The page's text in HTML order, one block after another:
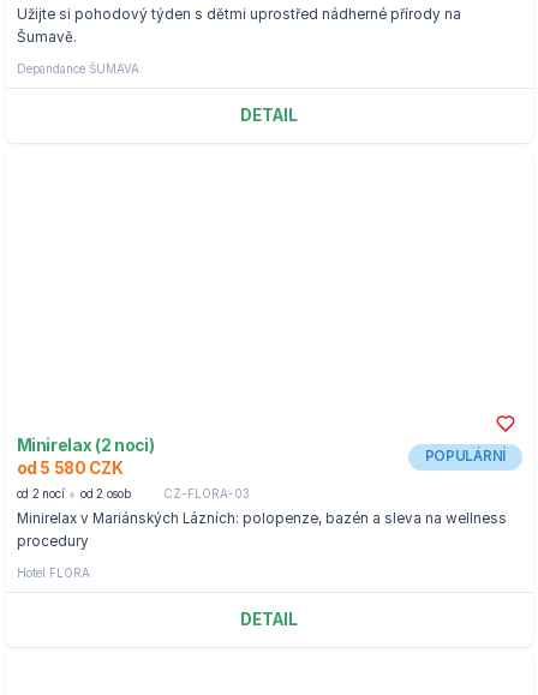
Užijte si pohodový týden s dětmi uprostřed nádherné přírody na
Šumavě.
Depandance ŠUMAVA
DETAIL
Minirelax (2 noci)
od 5 580 CZK
POPULÁRNÍ
od 2 nocí od 2 osob CZ-FLORA-03
Minirelax v Mariánských Lázních: polopenze, bazén a sleva na wellness
procedury
Hotel FLORA
DETAIL